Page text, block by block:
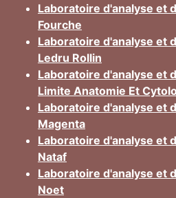
Laboratoire d'analyse et
Fourche
Laboratoire d'analyse et
Ledru Rollin
Laboratoire d'analyse et
Limite Anatomie Et
Laboratoire d'analyse et
Magenta
Laboratoire d'analyse et
Nataf
Laboratoire d'analyse et
Noet